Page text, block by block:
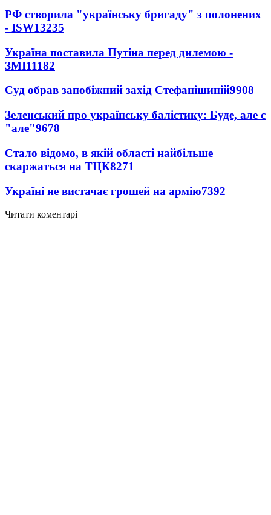
РФ створила "українську бригаду" з полонених
- ISW13235
Україна поставила Путіна перед дилемою -
ЗМІ11182
Суд обрав запобіжний захід Стефанішиній9908
Зеленський про українську балістику: Буде, але є
"але"9678
Стало відомо, в якій області найбільше
скаржаться на ТЦК8271
Україні не вистачає грошей на армію7392
Читати коментарі